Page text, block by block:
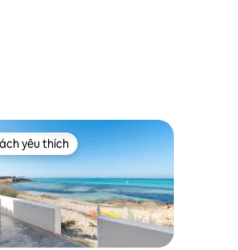
yêu thích
yêu thích